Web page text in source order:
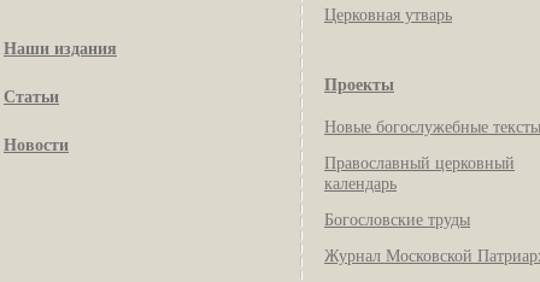
Наши издания
Статьи
Новости
Церковная утварь
Проекты
Новые богослужебные тексты
Православный церковный
календарь
Богословские труды
Журнал Московской